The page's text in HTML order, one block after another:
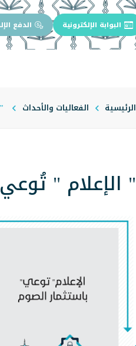
البوابة الإلكترونية الدفع
الرئيسية الفعاليات والأحداث
" الإعلام "